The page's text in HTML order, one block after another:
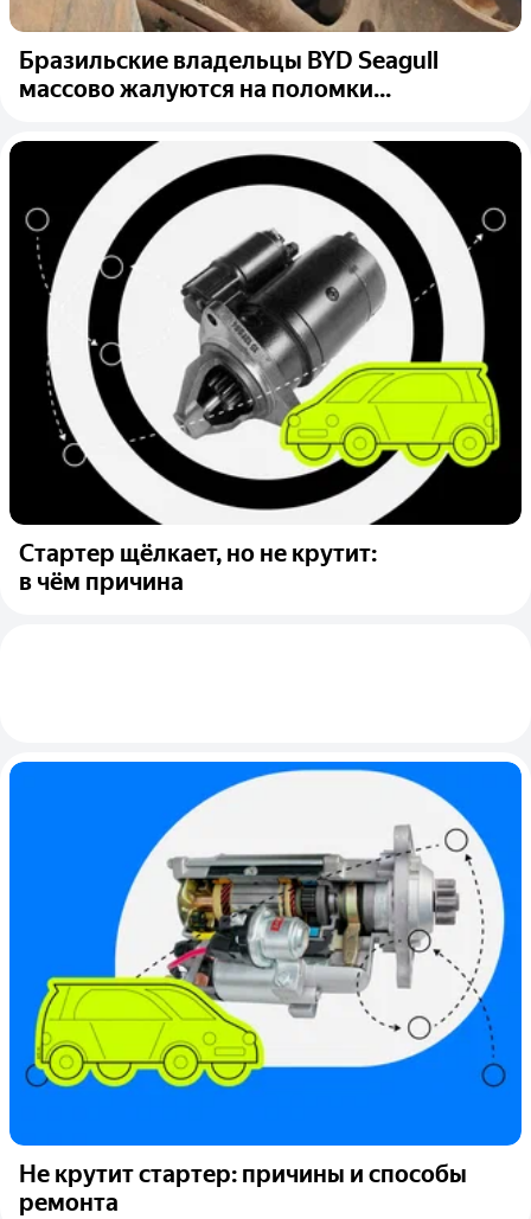
Бразильские владельцы BYD Seagull
массово жалуются на поломки...
Стартер щёлкает, но не крутит:
в чём причина
Не крутит стартер: причины и способы
ремонта